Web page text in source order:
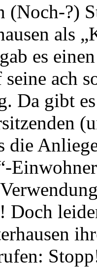
(Noch-?)
als
es
ach
Da gibt
die
Doch